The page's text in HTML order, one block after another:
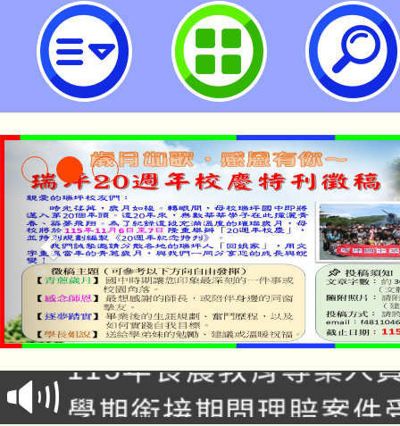
114學年度健康促進學校計畫－『
中心－學生藝文競賽-桃園市立瑞
淨零綠生活教案入校路
會
115年食農教育專業人
程
學期銜接期間理賠案件